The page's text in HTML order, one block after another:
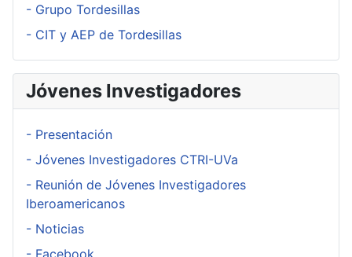
- Grupo Tordesillas
- CIT y AEP de Tordesillas
Jóvenes Investigadores
- Presentación
- Jóvenes Investigadores CTRI-UVa
- Reunión de Jóvenes Investigadores
Iberoamericanos
- Noticias